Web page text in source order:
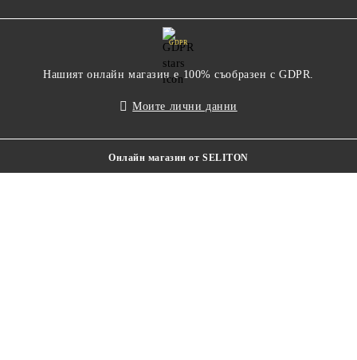
GDPR
Нашият онлайн магазин е 100% съобразен с GDPR.
Моите лични данни
Онлайн магазин от SELITON